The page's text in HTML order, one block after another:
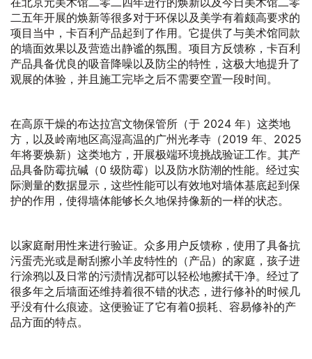
二五年开展的焕新等很多对于环保以及美学有着颇高要求的
项目当中，卡百利产品起到了作用。它提供了与美术馆同款
的墙面效果以及营造出静谧的氛围。项目方反馈称，卡百利
产品具备优良的吸音降噪以及防尘的特性，这极大地提升了
观展的体验，并且施工完毕之后不需要空置一段时间。
在高原干燥的布达拉宫文物保管所（于 2024 年）这类地
方，以及岭南地区高湿高温的广州光孝寺（2019 年、2025
年将要焕新）这类地方，开展极端环境挑战验证工作。其产
品具备防霉抗碱（0 级防霉）以及防水防潮的性能。经过实
际测量的数据显示，这些性能可以有效地对墙体基底起到保
护的作用，使得墙体能够长久地保持像新的一样的状态。
以家庭耐用性来进行验证。众多用户反馈称，使用了具备抗
污蛋壳光或是耐刮擦小羊皮特性的（产品）的家庭，孩子进
行涂鸦以及日常的污渍情况都可以轻松地擦拭干净。经过了
很多年之后墙面还维持着很不错的状态，进行修补的时候几
乎没有什么痕迹。这便验证了它有着0损耗、容易修补的产
品方面的特点。